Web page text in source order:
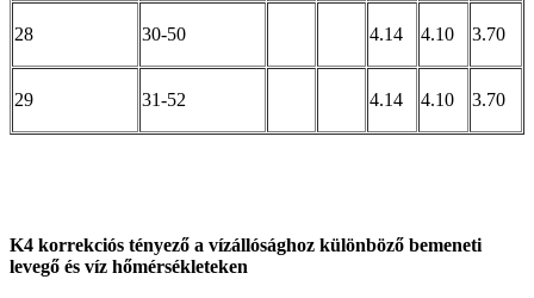
28 30-50 4.14 4.10 3.70
29 31-52 4.14 4.10 3.70
K4 korrekciós tényező a vízállósághoz különböző bemeneti
levegő és víz hőmérsékleteken